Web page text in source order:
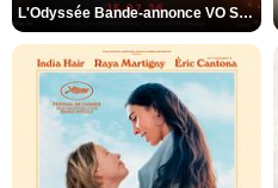
L'Odyssée Bande-annonce VO STFR